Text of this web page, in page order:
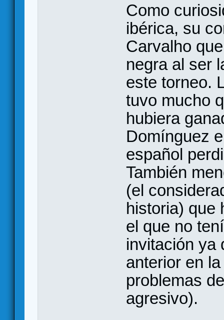
Como
ibérica, su
Carvalho
negra al ser
este torneo.
tuvo mucho
hubiera
Domínguez
español
También
(el
historia) que
el que no
invitación ya
anterior en
problemas
agresivo).